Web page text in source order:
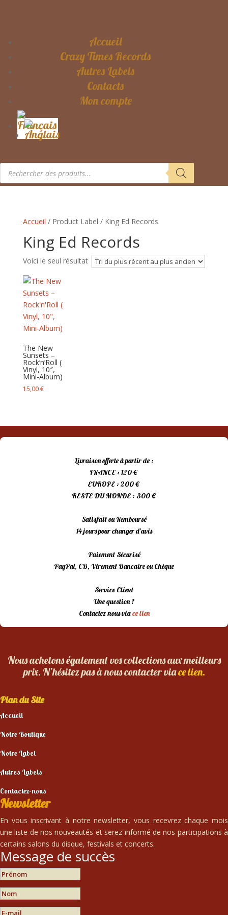
Accueil
Crazy Times Records
Autres Labels
Contacts
Mon compte
Recherche
produits
Accueil / Product Label / King Ed Records
King Ed Records
Voici le seul résultat
The New
Sunsets –
Rock’n’Roll (
Vinyl, 10″,
Mini-Album)
15,00€
Livraison offerte à partir de :
FRANCE : 120 €
EUROPE : 200 €
RESTE DU MONDE : 300 €
Satisfait ou Remboursé
14 jours pour changer d’avis
Paiement Sécurisé
PayPal, CB, Virement Bancaire ou Chèque
Service Client
Une question ?
Contactez-nous viace lien
Nous achetons également vos collections aux meilleurs
prix. N’hésitez pas à nous contacter viace lien.
Plan du Site
Accueil
Notre Boutique
Notre Label
Autres Labels
Contactez-nous
Newsletter
En vous inscrivant à notre newsletter, vous recevrez chaque mois
une liste de nos nouveautés et serez informé de nos participations à
certains salons du disque, festivals et concerts.
Message de succès